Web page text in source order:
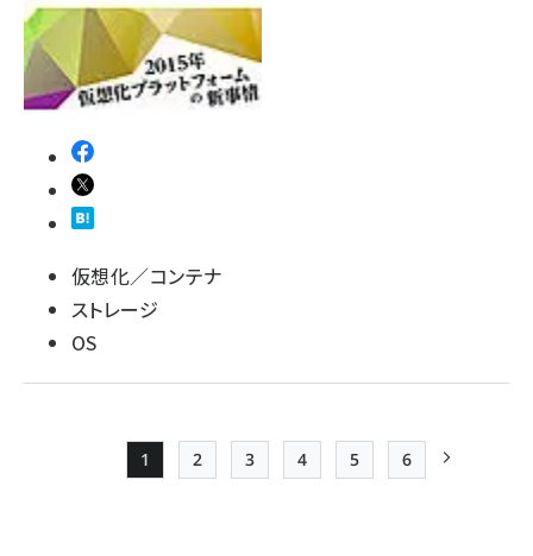
仮想化／コンテナ
ストレージ
OS
Page
1
Page
2
Page
3
Page
4
Page
5
最終ページ
6